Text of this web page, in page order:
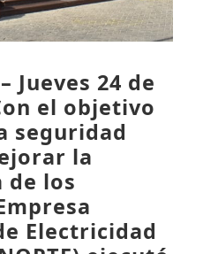
Jueves 24 de
el objetivo
seguridad
la
de los
Electricidad